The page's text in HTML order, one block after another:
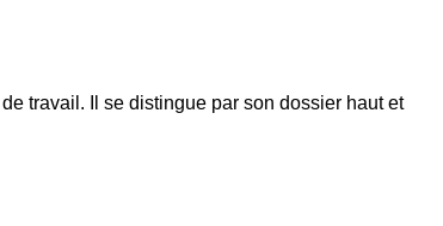
travail. Il se distingue par son dossier haut et